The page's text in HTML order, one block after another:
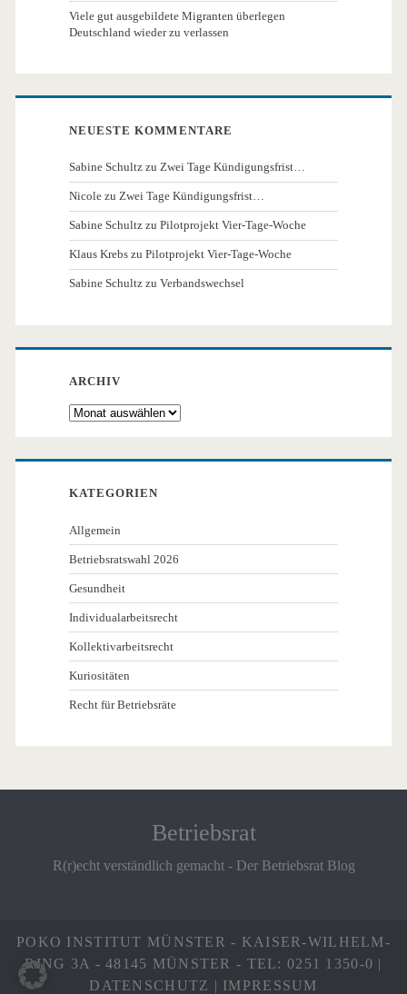
Viele gut ausgebildete Migranten überlegen
Deutschland wieder zu verlassen
NEUESTE KOMMENTARE
Sabine Schultz zuZwei Tage Kündigungsfrist…
Nicole zuZwei Tage Kündigungsfrist…
Sabine Schultz zuPilotprojekt Vier-Tage-Woche
Klaus Krebs zuPilotprojekt Vier-Tage-Woche
Sabine Schultz zuVerbandswechsel
ARCHIV
Archiv
KATEGORIEN
Allgemein
Betriebsratswahl 2026
Gesundheit
Individualarbeitsrecht
Kollektivarbeitsrecht
Kuriositäten
Recht für Betriebsräte
Betriebsrat
R(r)echt verständlich gemacht - Der Betriebsrat Blog
POKO INSTITUT MÜNSTER - KAISER-WILHELM-
RING 3A - 48145 MÜNSTER - TEL: 0251 1350-0 |
DATENSCHUTZ | IMPRESSUM